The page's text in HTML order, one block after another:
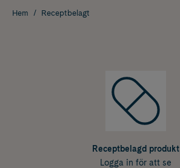
Hem Receptbelagt
Receptbelagd produkt
Logga in för att se